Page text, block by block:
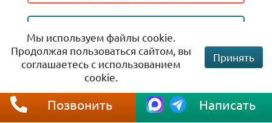
ОплатаПозвонить Написать
Мы используем файлы cookie.
Продолжая пользоваться сайтом, вы
соглашаетесь с использованием
cookie.
Принять